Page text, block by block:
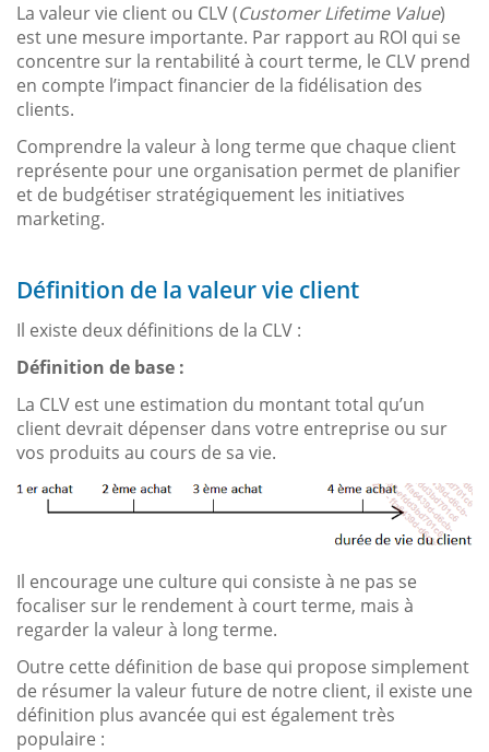
La valeur vie client ou CLV (Customer Lifetime Value)
est une mesure importante. Par rapport au ROI qui se
concentre sur la rentabilité à court terme, le CLV prend
en compte l’impact financier de la fidélisation des
clients.
Comprendre la valeur à long terme que chaque client
représente pour une organisation permet de planifier
et de budgétiser stratégiquement les initiatives
marketing.
Définition de la valeur vie client
Il existe deux définitions de la CLV :
Définition de base :
La CLV est une estimation du montant total qu’un
client devrait dépenser dans votre entreprise ou sur
vos produits au cours de sa vie.
Il encourage une culture qui consiste à ne pas se
focaliser sur le rendement à court terme, mais à
regarder la valeur à long terme.
Outre cette définition de base qui propose simplement
de résumer la valeur future de notre client, il existe une
définition plus avancée qui est également très
populaire :